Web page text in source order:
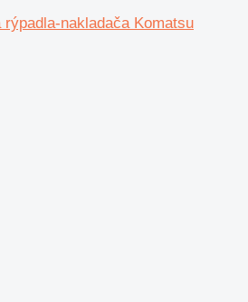
nakladača Komatsu